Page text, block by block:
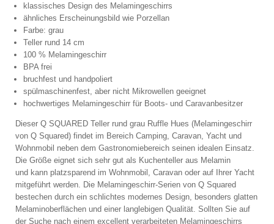
klassisches Design des Melamingeschirrs
ähnliches Erscheinungsbild wie Porzellan
Farbe: grau
Teller rund 14 cm
100 % Melamingeschirr
BPA frei
bruchfest und handpoliert
spülmaschinenfest, aber nicht Mikrowellen geeignet
hochwertiges Melamingeschirr für Boots- und Caravanbesitzer
Dieser Q SQUARED Teller rund grau Ruffle Hues (Melamingeschirr
von Q Squared) findet im Bereich Camping, Caravan, Yacht und
Wohnmobil neben dem Gastronomiebereich seinen idealen Einsatz.
Die Größe eignet sich sehr gut als Kuchenteller aus Melamin
und kann platzsparend im Wohnmobil, Caravan oder auf Ihrer Yacht
mitgeführt werden. Die Melamingeschirr-Serien von Q Squared
bestechen durch ein schlichtes modernes Design, besonders glatten
Melaminoberflächen und einer langlebigen Qualität. Sollten Sie auf
der Suche nach einem excellent verarbeiteten Melamingeschirrs